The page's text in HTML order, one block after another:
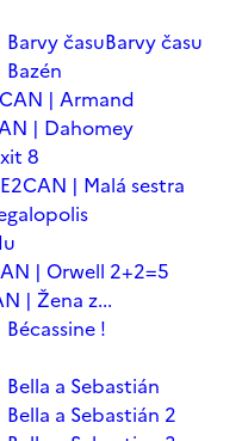
časuBarvy času
| Armand
| Dahomey
8
| Malá sestra
| Orwell 2+2=5
| Žena z...
!
a Sebastián
a Sebastián 2